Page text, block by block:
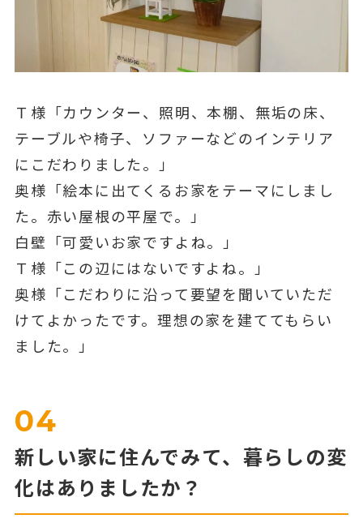
Ｔ様「カウンター、照明、本棚、無垢の床、
テーブルや椅子、ソファーなどのインテリア
にこだわりました。」
奥様「絵本に出てくるお家をテーマにしまし
た。赤い屋根の平屋で。」
白壁「可愛いお家ですよね。」
Ｔ様「この辺にはないですよね。」
奥様「こだわりに沿って要望を聞いていただ
けてよかったです。理想の家を建ててもらい
ました。」
04
新しい家に住んでみて、暮らしの変
化はありましたか？